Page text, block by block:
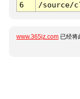
6
/source/
www.365jz.com 已经将